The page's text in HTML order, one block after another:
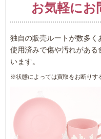
お気軽にお
独自の販売ルートが数多く
使用済みで傷や汚れがあ
います。
※状態によっては買取をお断りす